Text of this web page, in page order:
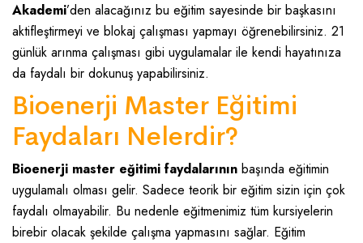
Akademi’den alacağınız bu eğitim sayesinde bir başkasını
aktifleştirmeyi ve blokaj çalışması yapmayı öğrenebilirsiniz. 21
günlük arınma çalışması gibi uygulamalar ile kendi hayatınıza
da faydalı bir dokunuş yapabilirsiniz.
Bioenerji Master Eğitimi
Faydaları Nelerdir?
Bioenerji master eğitimi faydalarının başında eğitimin
uygulamalı olması gelir. Sadece teorik bir eğitim sizin için çok
faydalı olmayabilir. Bu nedenle eğitmenimiz tüm kursiyelerin
birebir olacak şekilde çalışma yapmasını sağlar. Eğitim